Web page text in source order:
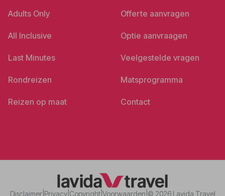
Adults Only
All Inclusive
Last Minutes
Rondreizen
Reizen op maat
Offerte aanvragen
Optie aanvraagen
Veelgestelde vragen
Matsprogramma
Contact
Disclaimer| Privacy| Copyright| Voorwaarden © 2026 Lavida Travel